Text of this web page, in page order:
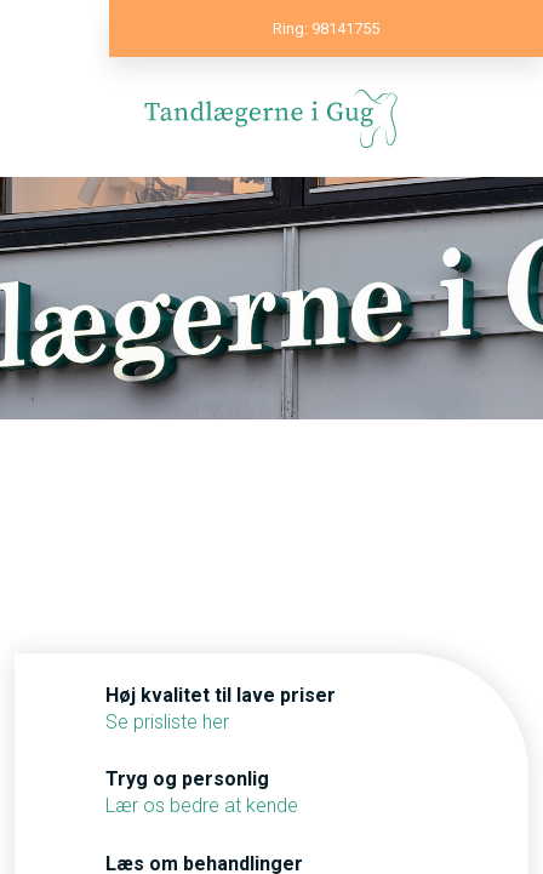
Ring: 98141755
​Høj kvalitet til lave priser
Se prisliste her
​Tryg og personlig
Lær os bedre at kende
​Læs om behandlinger